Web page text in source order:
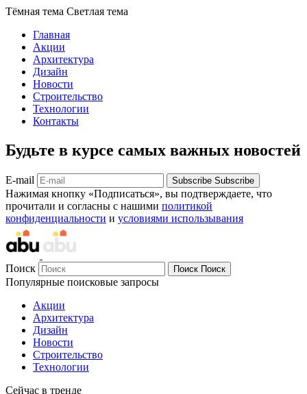
Тёмная тема Светлая тема
Главная
Акции
Архитектура
Дизайн
Новости
Строительство
Технологии
Контакты
Будьте в курсе самых важных новостей
E-mail Subscribe Subscribe
Нажимая кнопку «Подписаться», вы подтверждаете, что
прочитали и согласны с нашими политикой
конфиденциальности и условиями использывания
Поиск Поиск Поиск
Популярные поисковые запросы
Акции
Архитектура
Дизайн
Новости
Строительство
Технологии
Сейчас в тренде